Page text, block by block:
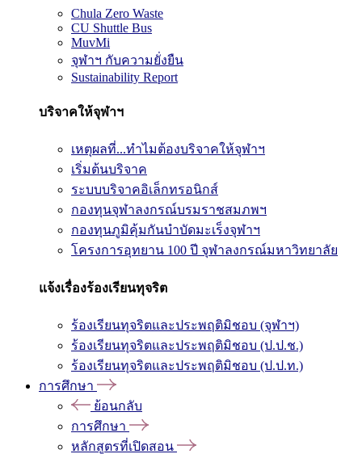
Chula Zero Waste
CU Shuttle Bus
MuvMi
จุฬาฯ กับความยั่งยืน
Sustainability Report
บริจาคให้จุฬาฯ
เหตุผลที่...ทำไมต้องบริจาคให้จุฬาฯ
เริ่มต้นบริจาค
ระบบบริจาคอิเล็กทรอนิกส์
กองทุนจุฬาลงกรณ์บรมราชสมภพฯ
กองทุนภูมิคุ้มกันบำบัดมะเร็งจุฬาฯ
โครงการอุทยาน 100 ปี จุฬาลงกรณ์มหาวิทยาลัย
แจ้งเรื่องร้องเรียนทุจริต
ร้องเรียนทุจริตและประพฤติมิชอบ (จุฬาฯ)
ร้องเรียนทุจริตและประพฤติมิชอบ (ป.ป.ช.)
ร้องเรียนทุจริตและประพฤติมิชอบ (ป.ป.ท.)
การศึกษา
ย้อนกลับ
การศึกษา
หลักสูตรที่เปิดสอน